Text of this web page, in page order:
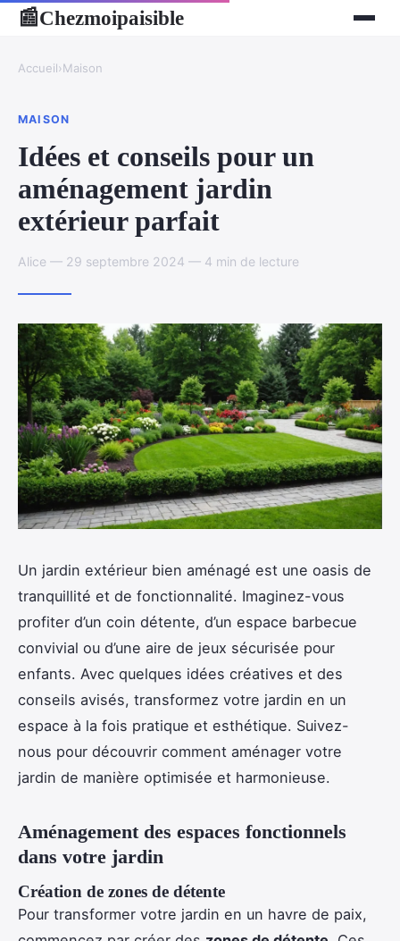
📰Chezmoipaisible
Accueil›Maison
MAISON
Idées et conseils pour un
aménagement jardin
extérieur parfait
Alice — 29 septembre 2024 — 4 min de lecture
Un jardin extérieur bien aménagé est une oasis de
tranquillité et de fonctionnalité. Imaginez-vous
profiter d’un coin détente, d’un espace barbecue
convivial ou d’une aire de jeux sécurisée pour
enfants. Avec quelques idées créatives et des
conseils avisés, transformez votre jardin en un
espace à la fois pratique et esthétique. Suivez-
nous pour découvrir comment aménager votre
jardin de manière optimisée et harmonieuse.
Aménagement des espaces fonctionnels
dans votre jardin
Création de zones de détente
Pour transformer votre jardin en un havre de paix,